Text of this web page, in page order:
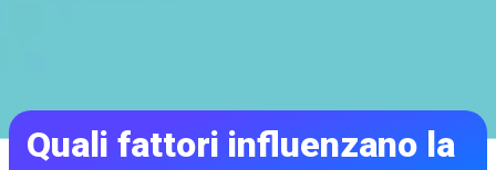
Quali fattori influenzano la